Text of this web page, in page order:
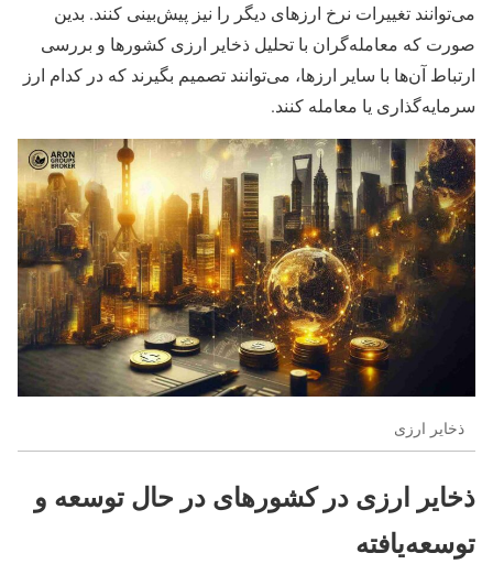
می‌توانند تغییرات نرخ ارزهای دیگر را نیز پیش‌بینی کنند. بدین
صورت که معامله‌گران با تحلیل ذخایر ارزی کشورها و بررسی
ارتباط آن‌ها با سایر ارزها، می‌توانند تصمیم بگیرند که در کدام ارز
سرمایه‌گذاری یا معامله کنند.
ذخایر ارزی
ذخایر ارزی در کشورهای در حال توسعه و
توسعه‌یافته